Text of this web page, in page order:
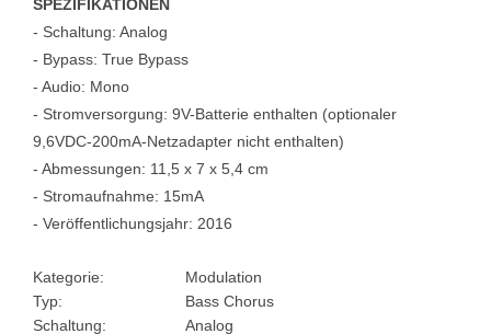
SPEZIFIKATIONEN
- Schaltung: Analog
- Bypass: True Bypass
- Audio: Mono
- Stromversorgung: 9V-Batterie enthalten (optionaler
9,6VDC-200mA-Netzadapter nicht enthalten)
- Abmessungen: 11,5 x 7 x 5,4 cm
- Stromaufnahme: 15mA
- Veröffentlichungsjahr: 2016
Kategorie:
Modulation
Typ:
Bass Chorus
Schaltung:
Analog